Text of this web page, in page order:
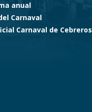
anual
Carnaval
Carnaval de Cebreros